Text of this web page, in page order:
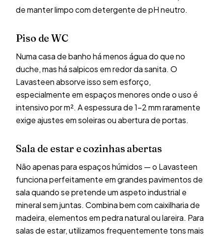
de manter limpo com detergente de pH neutro.
Piso de WC
Numa casa de banho há menos água do que no
duche, mas há salpicos em redor da sanita. O
Lavasteen absorve isso sem esforço,
especialmente em espaços menores onde o uso é
intensivo por m². A espessura de 1-2 mm raramente
exige ajustes em soleiras ou abertura de portas.
Sala de estar e cozinhas abertas
Não apenas para espaços húmidos — o Lavasteen
funciona perfeitamente em grandes pavimentos de
sala quando se pretende um aspeto industrial e
mineral sem juntas. Combina bem com caixilharia de
madeira, elementos em pedra natural ou lareira. Para
salas de estar, utilizamos frequentemente tons mais